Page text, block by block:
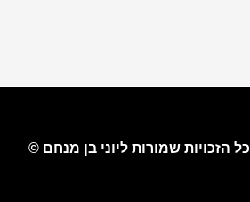
כל הזכויות שמורות ליוני בן מנחם ©